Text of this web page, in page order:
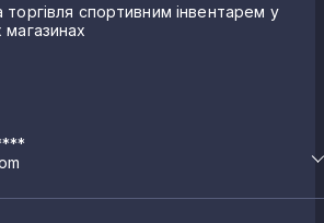
торгівля спортивним інвентарем у
магазинах